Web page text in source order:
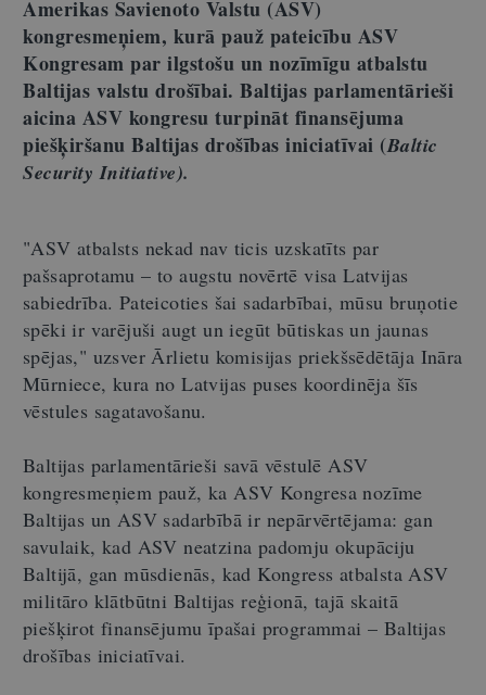
Amerikas Savienoto Valstu (ASV)
kongresmeņiem, kurā pauž pateicību ASV
Kongresam par ilgstošu un nozīmīgu atbalstu
Baltijas valstu drošībai. Baltijas parlamentārieši
aicina ASV kongresu turpināt finansējuma
piešķiršanu Baltijas drošības iniciatīvai (Baltic
Security Initiative).
"ASV atbalsts nekad nav ticis uzskatīts par
pašsaprotamu – to augstu novērtē visa Latvijas
sabiedrība. Pateicoties šai sadarbībai, mūsu bruņotie
spēki ir varējuši augt un iegūt būtiskas un jaunas
spējas," uzsver Ārlietu komisijas priekšsēdētāja Ināra
Mūrniece, kura no Latvijas puses koordinēja šīs
vēstules sagatavošanu.
Baltijas parlamentārieši savā vēstulē ASV
kongresmeņiem pauž, ka ASV Kongresa nozīme
Baltijas un ASV sadarbībā ir nepārvērtējama: gan
savulaik, kad ASV neatzina padomju okupāciju
Baltijā, gan mūsdienās, kad Kongress atbalsta ASV
militāro klātbūtni Baltijas reģionā, tajā skaitā
piešķirot finansējumu īpašai programmai – Baltijas
drošības iniciatīvai.